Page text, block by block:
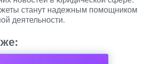
станут надежным помощником
деятельности.